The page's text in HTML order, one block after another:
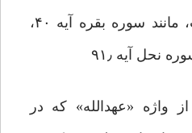
پیمان‌های خدایی است، مانند سوره بقره آیه ۴۰،
«عهدالله» که در